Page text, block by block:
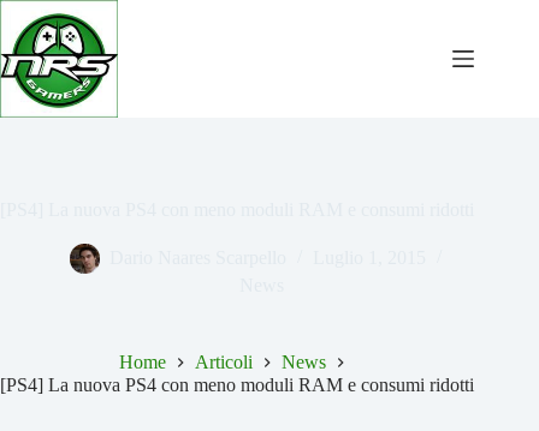
Salta
contenuto
Home Articoli
News
[PS4] La nuova PS4 con meno moduli RAM e consumi ridotti